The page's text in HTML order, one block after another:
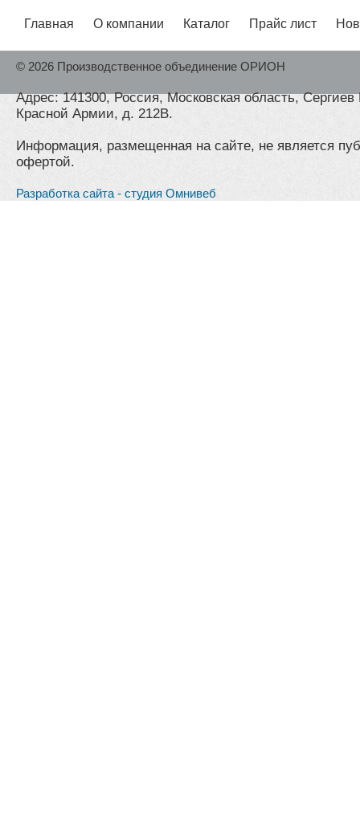
Главная О компании Каталог Прайс лист
© 2026 Производственное объединение ОРИОН
Адрес: 141300, Россия, Московская область,
Красной Армии, д. 212В.
Информация, размещенная на сайте, не является
офертой.
Разработка сайта - студия Омнивеб